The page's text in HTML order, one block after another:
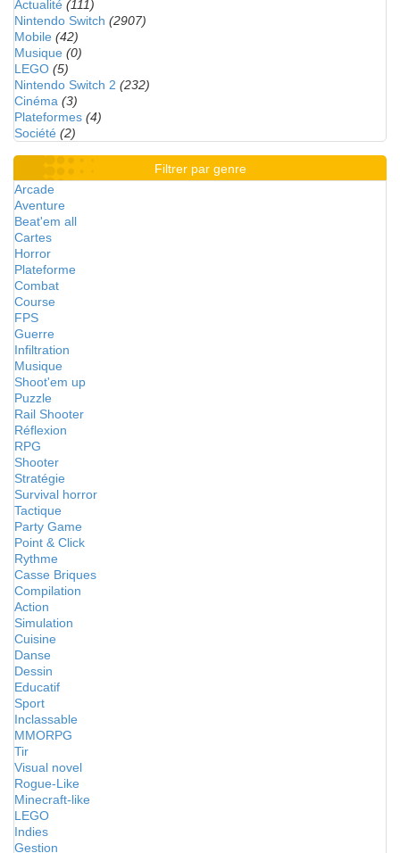
Actualité (111)
Nintendo Switch (2907)
Mobile (42)
Musique (0)
LEGO (5)
Nintendo Switch 2 (232)
Cinéma (3)
Plateformes (4)
Société (2)
Filtrer par genre
Arcade
Aventure
Beat'em all
Cartes
Horror
Plateforme
Combat
Course
FPS
Guerre
Infiltration
Musique
Shoot'em up
Puzzle
Rail Shooter
Réflexion
RPG
Shooter
Stratégie
Survival horror
Tactique
Party Game
Point & Click
Rythme
Casse Briques
Compilation
Action
Simulation
Cuisine
Danse
Dessin
Educatif
Sport
Inclassable
MMORPG
Tir
Visual novel
Rogue-Like
Minecraft-like
LEGO
Indies
Gestion